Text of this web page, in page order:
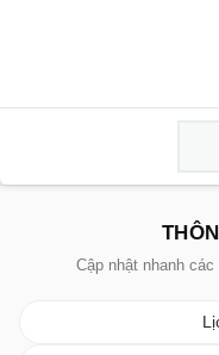
Cập nhật nhanh